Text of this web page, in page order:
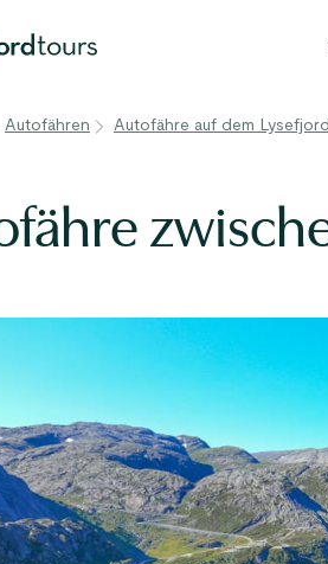
Autofähren Autofähre auf dem Lysefjord